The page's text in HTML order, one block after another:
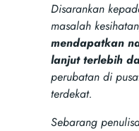
Disarankan
masalah
mendapatkan
lanjut terlebih
perubatan di
terdekat.
Sebarang